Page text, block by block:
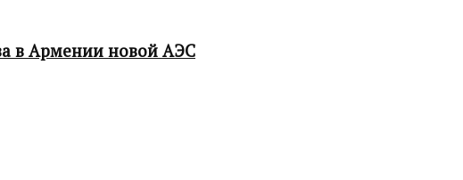
в Армении новой АЭС